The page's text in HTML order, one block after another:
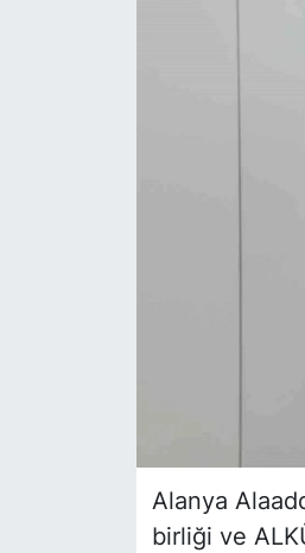
Alanya
birliği ve